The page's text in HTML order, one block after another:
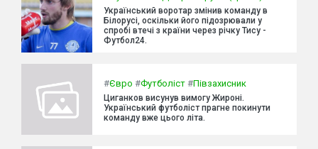
Український воротар змінив команду в
Білорусі, оскільки його підозрювали у
спробі втечі з країни через річку Тису -
Футбол24.
#Євро #Футболіст #Півзахисник
Циганков висунув вимогу Жироні.
Український футболіст прагне покинути
команду вже цього літа.